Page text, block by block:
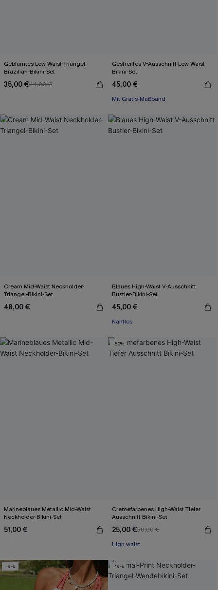
Geblümtes Low-Waist Triangel-
Brazilian-Bikini-Set
35,00 €44,00 €
Gestreiftes V-Ausschnitt Low-Waist
Bikini-Set
45,00 €
Mit Gratis-Maßband
Cream Mid-Waist Neckholder-
Triangel-Bikini-Set
48,00 €
Blaues High-Waist V-Ausschnitt
Bustier-Bikini-Set
45,00 €
Nahtlos
Marineblaues Metallic Mid-Waist
Neckholder-Bikini-Set
51,00 €
-50%
Cremefarbenes High-Waist Tiefer
Ausschnitt Bikini-Set
25,00 €50,00 €
High waist
-9% -19%